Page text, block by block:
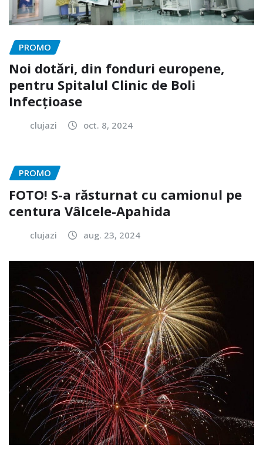
PROMO
Noi dotări, din fonduri europene,
pentru Spitalul Clinic de Boli
Infecțioase
clujazi oct. 8, 2024
PROMO
FOTO! S-a răsturnat cu camionul pe
centura Vâlcele-Apahida
clujazi aug. 23, 2024